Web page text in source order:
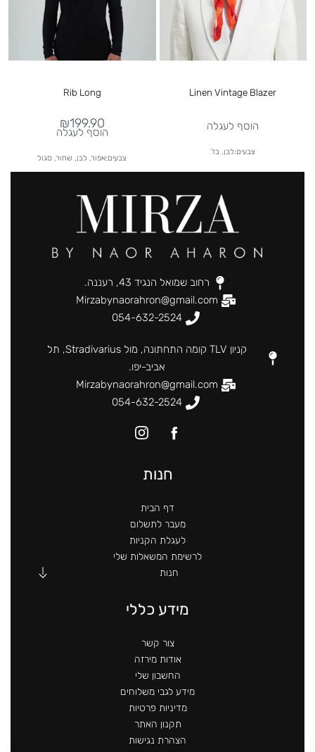
Linen Vintage Blazer
הוסף לעגלה
צבעים:לבן, בז'
Rib Long
₪199.90
הוסף לעגלה
צבעים:אפור, לבן, שחור, סגול
רחוב שמואל הנגיד 43, רעננה.
Mirzabynaorahron@gmail.com
054-632-2524
קניון TLV קומה התחתונה, מול Stradivarius, תל
אביב-יפו.
Mirzabynaorahron@gmail.com
054-632-2524
חנות
דף הבית
מעבר לתשלום
לעגלת הקניות
לרשימת המשאלות שלי
חנות
מידע כללי
צור קשר
אודות מירזה
החשבון שלי
מידע לגבי משלוחים
מדיניות פרטיות
תקנון האתר
הצהרת נגישות